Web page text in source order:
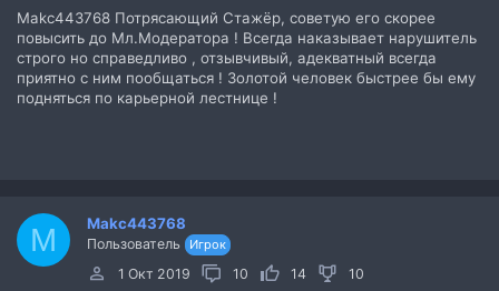
Makc443768 Потрясающий Стажёр, советую его скорее
повысить до Мл.Модератора ! Всегда наказывает нарушитель
строго но справедливо , отзывчивый, адекватный всегда
приятно с ним пообщаться ! Золотой человек быстрее бы ему
подняться по карьерной лестнице !
M Makc443768
Пользователь Игрок
1 Окт 2019 10 14 10